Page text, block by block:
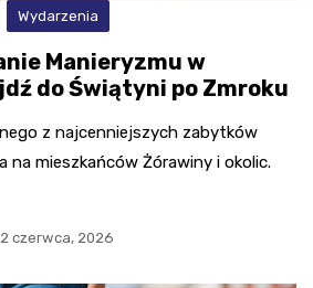
Wydarzenia
Manieryzmu w
do Świątyni po Zmroku
z najcenniejszych zabytków
na mieszkańców Żórawiny i okolic.
czerwca, 2026